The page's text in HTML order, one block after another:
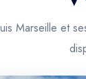
Marseille et